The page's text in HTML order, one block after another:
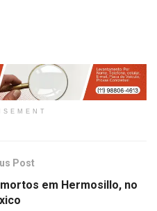
Post
em Hermosillo, no